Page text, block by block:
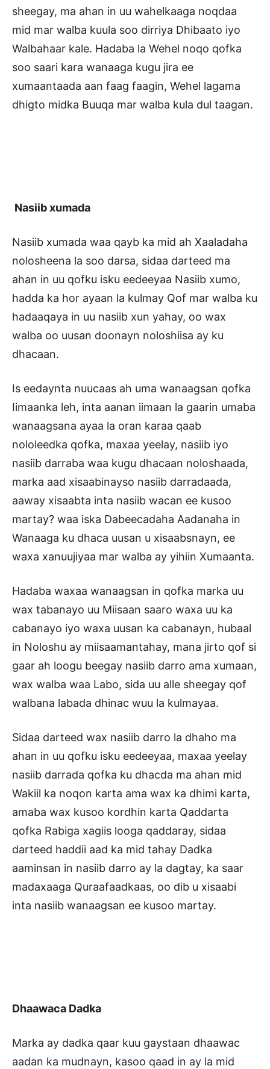
sheegay, ma ahan in uu wahelkaaga noqdaa
mid mar walba kuula soo dirriya Dhibaato iyo
Walbahaar kale. Hadaba la Wehel noqo qofka
soo saari kara wanaaga kugu jira ee
xumaantaada aan faag faagin, Wehel lagama
dhigto midka Buuqa mar walba kula dul taagan.
Nasiib xumada
Nasiib xumada waa qayb ka mid ah Xaaladaha
nolosheena la soo darsa, sidaa darteed ma
ahan in uu qofku isku eedeeyaa Nasiib xumo,
hadda ka hor ayaan la kulmay Qof mar walba ku
hadaaqaya in uu nasiib xun yahay, oo wax
walba oo uusan doonayn noloshiisa ay ku
dhacaan.
Is eedaynta nuucaas ah uma wanaagsan qofka
Iimaanka leh, inta aanan iimaan la gaarin umaba
wanaagsana ayaa la oran karaa qaab
nololeedka qofka, maxaa yeelay, nasiib iyo
nasiib darraba waa kugu dhacaan noloshaada,
marka aad xisaabinayso nasiib darradaada,
aaway xisaabta inta nasiib wacan ee kusoo
martay? waa iska Dabeecadaha Aadanaha in
Wanaaga ku dhaca uusan u xisaabsnayn, ee
waxa xanuujiyaa mar walba ay yihiin Xumaanta.
Hadaba waxaa wanaagsan in qofka marka uu
wax tabanayo uu Miisaan saaro waxa uu ka
cabanayo iyo waxa uusan ka cabanayn, hubaal
in Noloshu ay miisaamantahay, mana jirto qof si
gaar ah loogu beegay nasiib darro ama xumaan,
wax walba waa Labo, sida uu alle sheegay qof
walbana labada dhinac wuu la kulmayaa.
Sidaa darteed wax nasiib darro la dhaho ma
ahan in uu qofku isku eedeeyaa, maxaa yeelay
nasiib darrada qofka ku dhacda ma ahan mid
Wakiil ka noqon karta ama wax ka dhimi karta,
amaba wax kusoo kordhin karta Qaddarta
qofka Rabiga xagiis looga qaddaray, sidaa
darteed haddii aad ka mid tahay Dadka
aaminsan in nasiib darro ay la dagtay, ka saar
madaxaaga Quraafaadkaas, oo dib u xisaabi
inta nasiib wanaagsan ee kusoo martay.
Dhaawaca Dadka
Marka ay dadka qaar kuu gaystaan dhaawac
aadan ka mudnayn, kasoo qaad in ay la mid